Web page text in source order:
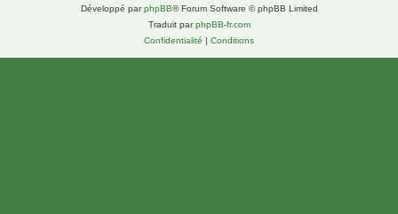
Développé parphpBB® Forum Software © phpBB Limited
Traduit parphpBB-fr.com
Confidentialité | Conditions